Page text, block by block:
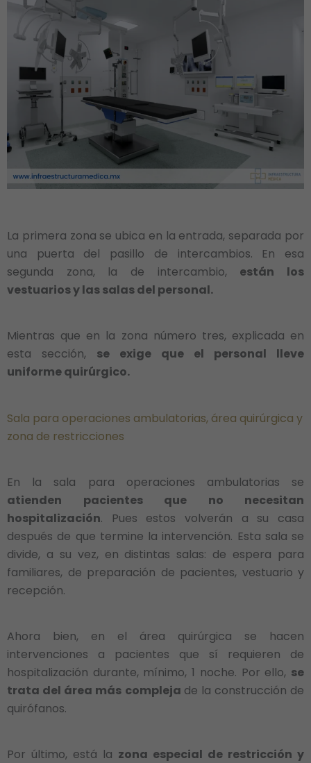
La primera zona se ubica en la entrada, separada por
una puerta del pasillo de intercambios. En esa
segunda zona, la de intercambio, están los
vestuarios y las salas del personal.
Mientras que en la zona número tres, explicada en
esta sección, se exige que el personal lleve
uniforme quirúrgico.
Sala para operaciones ambulatorias, área quirúrgica y
zona de restricciones
En la sala para operaciones ambulatorias se
atienden pacientes que no necesitan
hospitalización. Pues estos volverán a su casa
después de que termine la intervención. Esta sala se
divide, a su vez, en distintas salas: de espera para
familiares, de preparación de pacientes, vestuario y
recepción.
Ahora bien, en el área quirúrgica se hacen
intervenciones a pacientes que sí requieren de
hospitalización durante, mínimo, 1 noche. Por ello, se
trata del área más compleja de la construcción de
quirófanos.
Por último, está la zona especial de restricción y